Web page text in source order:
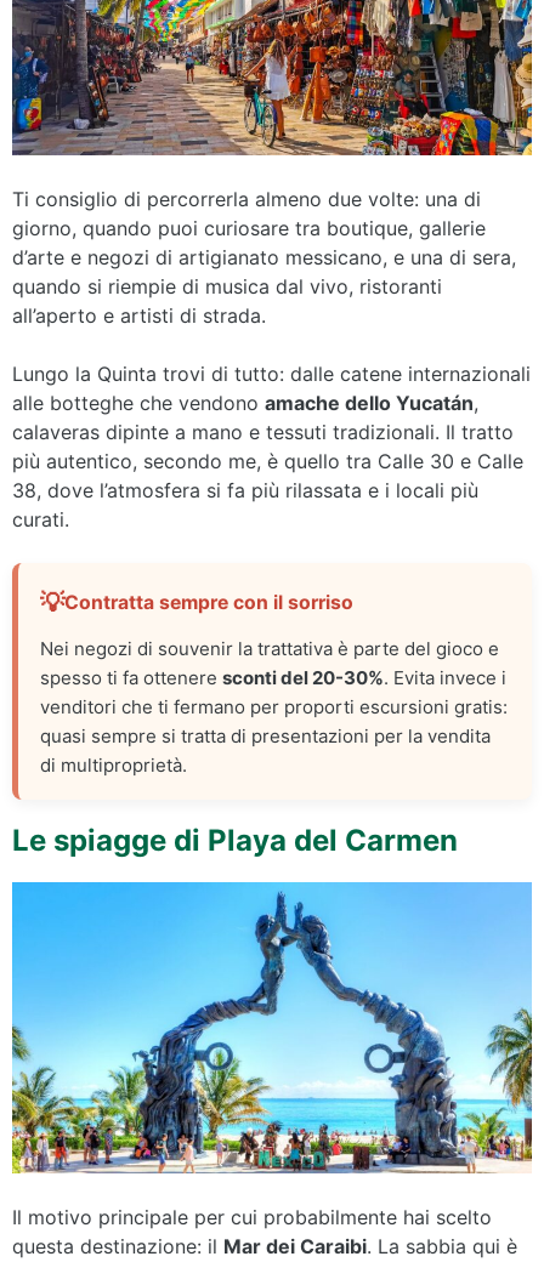
Ti consiglio di percorrerla almeno due volte: una di
giorno, quando puoi curiosare tra boutique, gallerie
d’arte e negozi di artigianato messicano, e una di sera,
quando si riempie di musica dal vivo, ristoranti
all’aperto e artisti di strada.
Lungo la Quinta trovi di tutto: dalle catene internazionali
alle botteghe che vendono amache dello Yucatán,
calaveras dipinte a mano e tessuti tradizionali. Il tratto
più autentico, secondo me, è quello tra Calle 30 e Calle
38, dove l’atmosfera si fa più rilassata e i locali più
curati.
Contratta sempre con il sorriso
Nei negozi di souvenir la trattativa è parte del gioco e
spesso ti fa ottenere sconti del 20-30%. Evita invece i
venditori che ti fermano per proporti escursioni gratis:
quasi sempre si tratta di presentazioni per la vendita
di multiproprietà.
Le spiagge di Playa del Carmen
Il motivo principale per cui probabilmente hai scelto
questa destinazione: il Mar dei Caraibi. La sabbia qui è